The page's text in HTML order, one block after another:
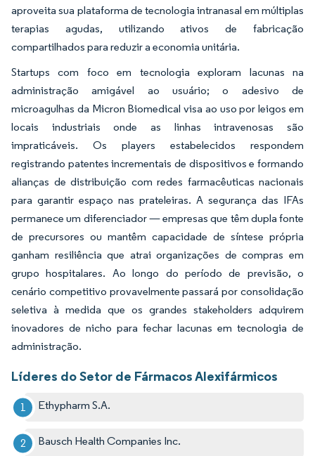
aproveita sua plataforma de tecnologia intranasal em múltiplas
terapias agudas, utilizando ativos de fabricação
compartilhados para reduzir a economia unitária.
Startups com foco em tecnologia exploram lacunas na
administração amigável ao usuário; o adesivo de
microagulhas da Micron Biomedical visa ao uso por leigos em
locais industriais onde as linhas intravenosas são
impraticáveis. Os players estabelecidos respondem
registrando patentes incrementais de dispositivos e formando
alianças de distribuição com redes farmacêuticas nacionais
para garantir espaço nas prateleiras. A segurança das IFAs
permanece um diferenciador — empresas que têm dupla fonte
de precursores ou mantêm capacidade de síntese própria
ganham resiliência que atrai organizações de compras em
grupo hospitalares. Ao longo do período de previsão, o
cenário competitivo provavelmente passará por consolidação
seletiva à medida que os grandes stakeholders adquirem
inovadores de nicho para fechar lacunas em tecnologia de
administração.
Líderes do Setor de Fármacos Alexifármicos
Ethypharm S.A.
Bausch Health Companies Inc.